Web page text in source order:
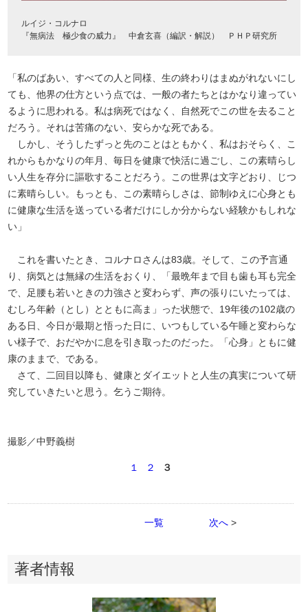
ルイジ・コルナロ
『無病法 極少食の威力』 中倉玄喜（編訳・解説） ＰＨＰ研究所
「私のばあい、すべての人と同様、生の終わりはまぬがれないにし
ても、他界の仕方という点では、一般の者たちとはかなり違ってい
るように思われる。私は病死ではなく、自然死でこの世を去ること
だろう。それは苦痛のない、安らかな死である。
しかし、そうしたずっと先のことはともかく、私はおそらく、こ
れからもかなりの年月、毎日を健康で快活に過ごし、この素晴らし
い人生を存分に謳歌することだろう。この世界は文字どおり、じつ
に素晴らしい。もっとも、この素晴らしさは、節制ゆえに心身とも
に健康な生活を送っている者だけにしか分からない経験かもしれな
い」
これを書いたとき、コルナロさんは83歳。そして、この予言通
り、病気とは無縁の生活をおくり、「最晩年まで目も歯も耳も完全
で、足腰も若いときの力強さと変わらず、声の張りにいたっては、
むしろ年齢（とし）とともに高ま」った状態で、19年後の102歳の
ある日、今日が最期と悟った日に、いつもしている午睡と変わらな
い様子で、おだやかに息を引き取ったのだった。「心身」ともに健
康のままで、である。
さて、二回目以降も、健康とダイエットと人生の真実について研
究していきたいと思う。乞うご期待。
撮影／中野義樹
１ ２ ３
一覧 次へ >
著者情報